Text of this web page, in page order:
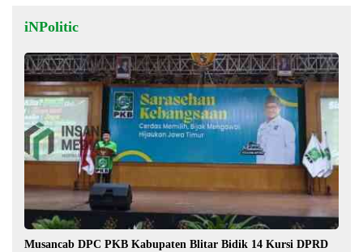
iNPolitic
Musancab DPC PKB Kabupaten Blitar Bidik 14 Kursi DPRD